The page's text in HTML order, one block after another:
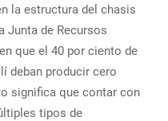
la estructura del chasis
Junta de Recursos
que el 40 por ciento de
deban producir cero
significa que contar con
tipos de